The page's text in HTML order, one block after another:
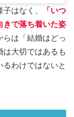
はなく、
「いつ
きで落ち着いた姿
らは「結婚はどっ
は大切ではあるも
わけではないと